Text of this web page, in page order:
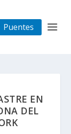
Puentes
EN
DEL